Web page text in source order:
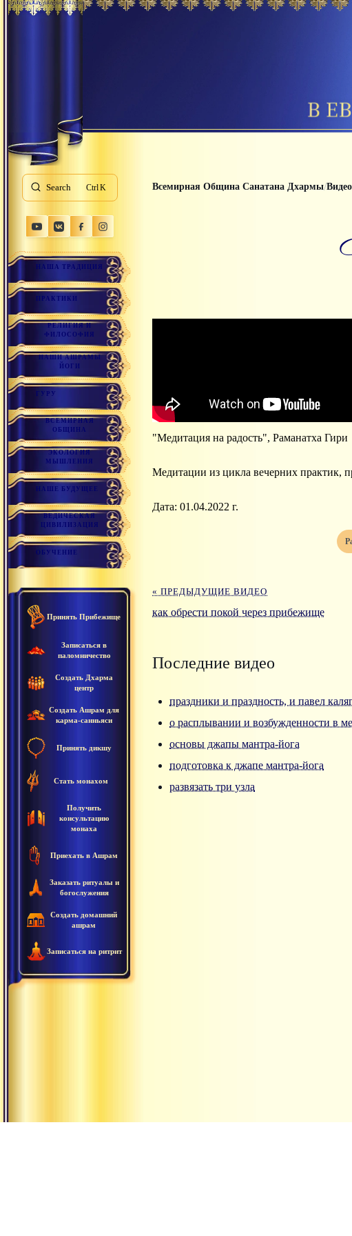
Search K
НАША ТРАДИЦИЯ
ПРАКТИКИ
РЕЛИГИЯ И
ФИЛОСОФИЯ
НАШИ АШРАМЫ
ЙОГИ
ГУРУ
ВСЕМИРНАЯ
ОБЩИНА
ЭКОЛОГИЯ
МЫШЛЕНИЯ
НАШЕ БУДУЩЕЕ
ВЕДИЧЕСКАЯ
ЦИВИЛИЗАЦИЯ
ОБУЧЕНИЕ
Принять Прибежище
Записаться в
паломничество
Создать Дхарма
центр
Создать Ашрам для
карма-санньяси
Принять дикшу
Стать монахом
Получить
консультацию
монаха
Приехать в Ашрам
Заказать ритуалы и
богослужения
Создать домашний
ашрам
Записаться на ритрит
Всемирная Община Санатана Дхармы/
"Медитация на радость", Раманатха Гири
Медитации из цикла вечерних практик,
Дата: 01.04.2022 г.
« ПРЕДЫДУЩИЕ ВИДЕО
как обрести покой через прибежище
Последние видео
праздники и праздность, и павел
о расплывании и возбужденности в
основы джапы мантра-йога
подготовка к джапе мантра-йога
развязать три узла